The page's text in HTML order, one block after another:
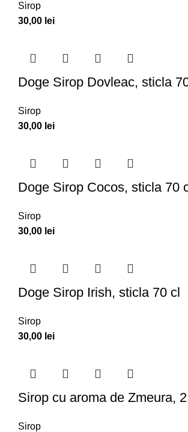
Sirop
30,00 lei
Doge Sirop Dovleac, sticla
Sirop
30,00 lei
Doge Sirop Cocos, sticla 70
Sirop
30,00 lei
Doge Sirop Irish, sticla 70 cl
Sirop
30,00 lei
Sirop cu aroma de Zmeura,
Sirop